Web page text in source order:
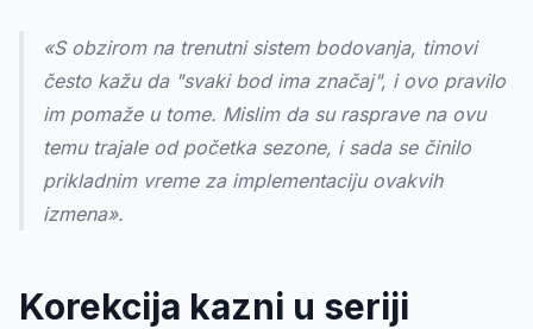
«S obzirom na trenutni sistem bodovanja, timovi
često kažu da "svaki bod ima značaj", i ovo pravilo
im pomaže u tome. Mislim da su rasprave na ovu
temu trajale od početka sezone, i sada se činilo
prikladnim vreme za implementaciju ovakvih
izmena».
Korekcija kazni u seriji